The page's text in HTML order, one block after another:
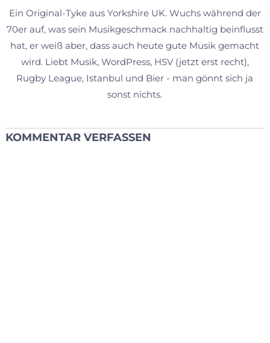
Ein Original-Tyke aus Yorkshire UK. Wuchs während der
70er auf, was sein Musikgeschmack nachhaltig beinflusst
hat, er weiß aber, dass auch heute gute Musik gemacht
wird. Liebt Musik, WordPress, HSV (jetzt erst recht),
Rugby League, Istanbul und Bier - man gönnt sich ja
sonst nichts.
KOMMENTAR VERFASSEN